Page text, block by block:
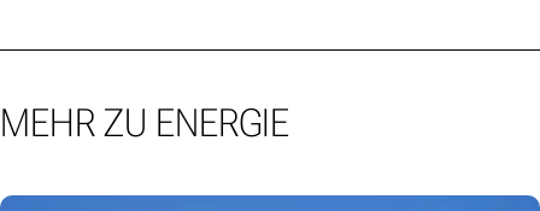
MEHR ZU ENERGIE